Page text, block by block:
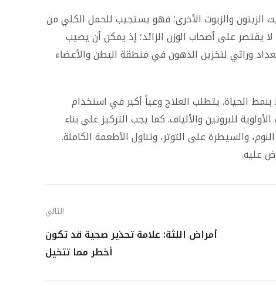
الزيتون والزيوت الأخرى؛ فهو يستجيب للحمل الكلي من
لا يقتصر على أصحاب الوزن الزائد؛ إذ يمكن أن يصيب
وراثي لتخزين الدهون في منطقة البطن والأعضاء
الحياة. يتطلب العلاج وعياً أكبر في استخدام
للبروتين والألياف. كما يجب التركيز على بناء
والسيطرة على التوتر، وتناول الأطعمة الكاملة.
عليه.
التالي
أمراض اللثة: علامة تحذير صحية قد تكون
أخطر مما تتخيل